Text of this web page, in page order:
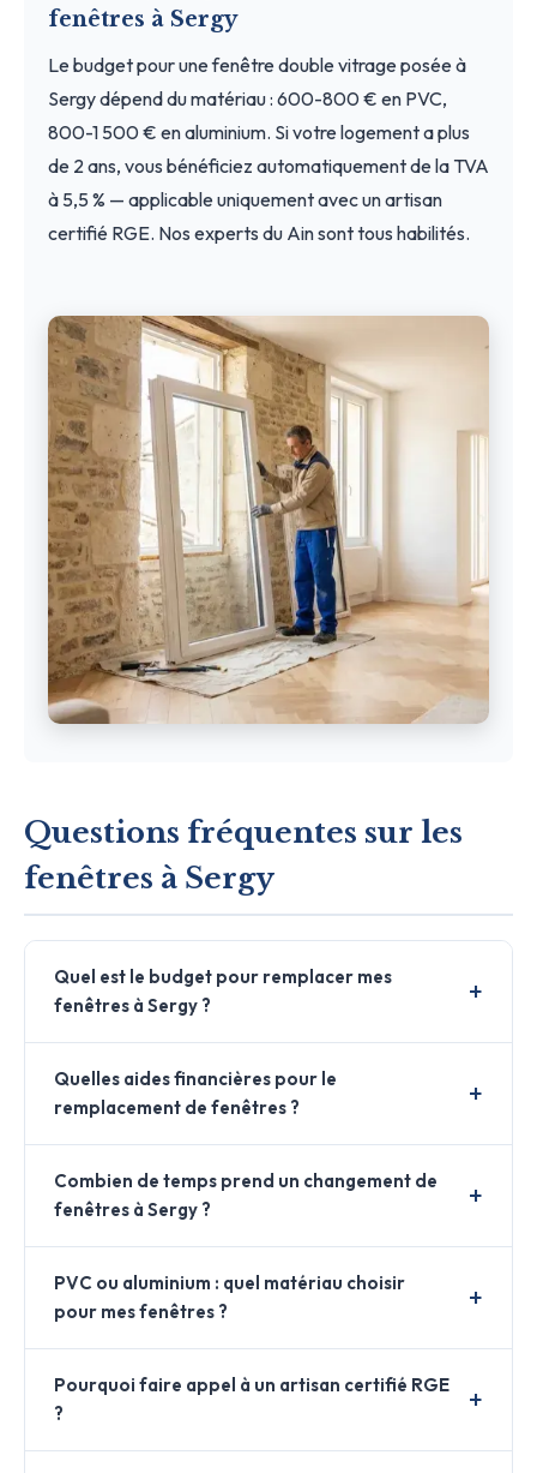
fenêtres à Sergy
Le budget pour une fenêtre double vitrage posée à
Sergy dépend du matériau : 600-800 € en PVC,
800-1 500 € en aluminium. Si votre logement a plus
de 2 ans, vous bénéficiez automatiquement de la TVA
à 5,5 % — applicable uniquement avec un artisan
certifié RGE. Nos experts du Ain sont tous habilités.
Questions fréquentes sur les
fenêtres à Sergy
Quel est le budget pour remplacer mes
fenêtres à Sergy ?
Quelles aides financières pour le
remplacement de fenêtres ?
Combien de temps prend un changement de
fenêtres à Sergy ?
PVC ou aluminium : quel matériau choisir
pour mes fenêtres ?
Pourquoi faire appel à un artisan certifié RGE
?